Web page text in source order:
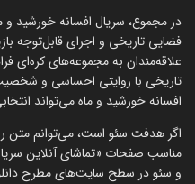
در مجموع، سریال افسانه خورشید و
فضایی تاریخی و اجرای قابل‌توجه
علاقه‌مندان به مجموعه‌های کره‌ای
تاریخی با روایتی احساسی و
افسانه خورشید و ماه می‌تواند
اگر هدفت سئو است، می‌توانم متن را
مناسب صفحات «تماشای آنلاین
و سئو در سطح سایت‌های مطرح